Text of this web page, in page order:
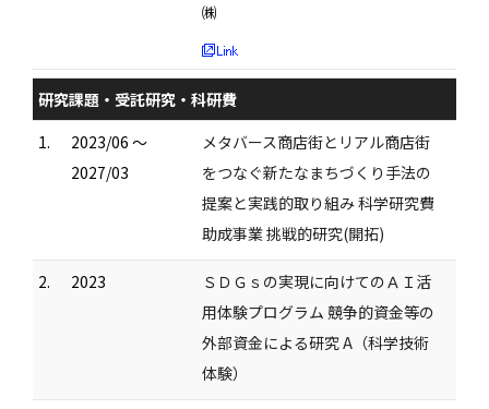
㈱
研究課題・受託研究・科研費
1.
2023/06 ～
2027/03
メタバース商店街とリアル商店街
をつなぐ新たなまちづくり手法の
提案と実践的取り組み 科学研究費
助成事業 挑戦的研究(開拓)
2. 2023
ＳＤＧｓの実現に向けてのＡＩ活
用体験プログラム 競争的資金等の
外部資金による研究 A（科学技術
体験）